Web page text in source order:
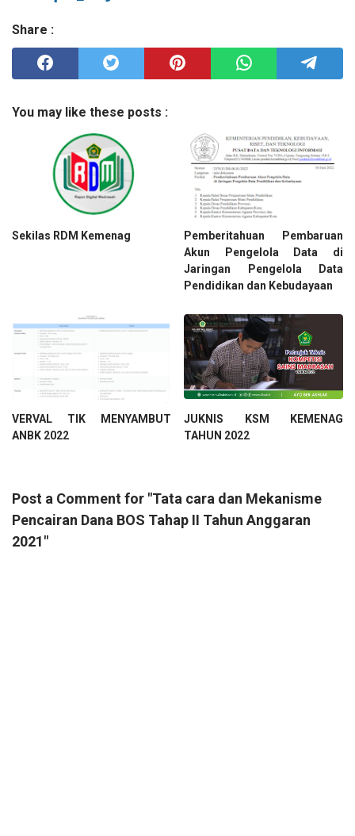
Share :
You may like these posts :
Sekilas RDM Kemenag
Pemberitahuan Pembaruan
Akun Pengelola Data di
Jaringan Pengelola Data
Pendidikan dan Kebudayaan
VERVAL TIK MENYAMBUT
ANBK 2022
JUKNIS KSM KEMENAG
TAHUN 2022
Post a Comment for "Tata cara dan Mekanisme
Pencairan Dana BOS Tahap II Tahun Anggaran
2021"